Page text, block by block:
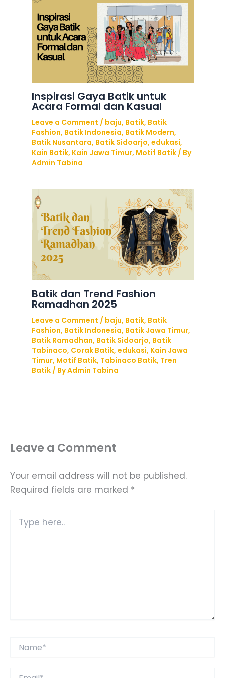
Inspirasi Gaya Batik untuk
Acara Formal dan Kasual
Leave a Comment / baju, Batik, Batik
Fashion, Batik Indonesia, Batik Modern,
Batik Nusantara, Batik Sidoarjo, edukasi,
Kain Batik, Kain Jawa Timur, Motif Batik/ By
Admin Tabina
Batik dan Trend Fashion
Ramadhan 2025
Leave a Comment / baju, Batik, Batik
Fashion, Batik Indonesia, Batik Jawa Timur,
Batik Ramadhan, Batik Sidoarjo, Batik
Tabinaco, Corak Batik, edukasi, Kain Jawa
Timur, Motif Batik, Tabinaco Batik, Tren
Batik/ ByAdmin Tabina
Leave a Comment
Your email address will not be published.
Required fields are marked *
here..